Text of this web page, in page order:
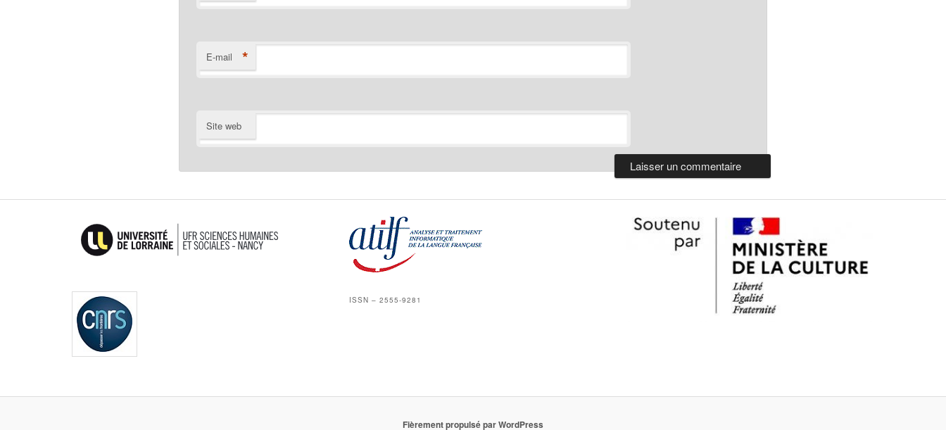
E-mail *
Site web
ISSN – 2555-9281
Fièrement propulsé par WordPress